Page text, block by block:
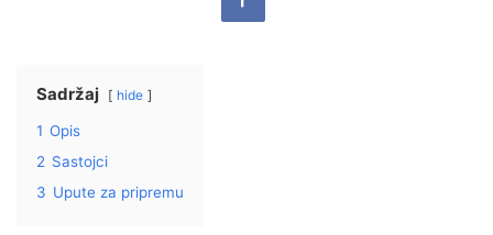
Sadržaj hide
1 Opis
2 Sastojci
3 Upute za pripremu